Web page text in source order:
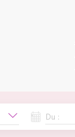
Du :